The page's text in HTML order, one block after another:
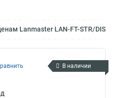
Lanmaster LAN-FT-STR/DIS
В наличии